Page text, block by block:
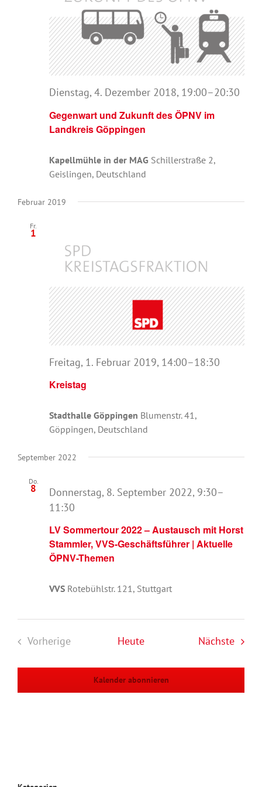
Gegenwart und Zukunft des ÖPNV im
Landkreis Göppingen
Dienstag, 4. Dezember 2018, 19:00–20:30
Kapellmühle in der MAG Schillerstraße 2,
Geislingen, Deutschland
Februar 2019
Fr.
1
Kreistag
Freitag, 1. Februar 2019, 14:00–18:30
Stadthalle Göppingen Blumenstr. 41,
Göppingen, Deutschland
September 2022
Do.
8
LV Sommertour 2022 – Austausch mit Horst
Stammler, VVS-Geschäftsführer | Aktuelle
ÖPNV-Themen
Donnerstag, 8. September 2022, 9:30–
11:30
VVS Rotebühlstr. 121, Stuttgart
Vorherige
Heute Nächste
Kalender abonnieren